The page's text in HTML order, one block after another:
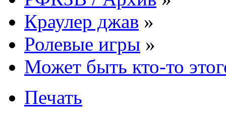
Краулер джав »
Ролевые игры »
Может быть кто-то
Печать